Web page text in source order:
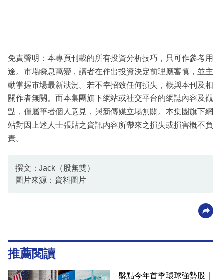
免責聲明：本專頁刊載的所有投資分析技巧，只可作參考用
途。市場瞬息萬變，讀者在作出投資決定前理應審慎，並主
動掌握市場最新狀況。若不幸招致任何損失，概與本刊及相
關作者無關。而本集團旗下網站或社交平台的網誌內容及觀
點，僅屬筆者個人意見，與新傳媒立場無關。本集團旗下網
站對因上述人士張貼之資訊內容所帶來之損失或損害概不負
責。
撰文：Jack（股無雙）
圖片來源：資料圖片
推薦閱讀
盤點今年首季環球強勢股｜